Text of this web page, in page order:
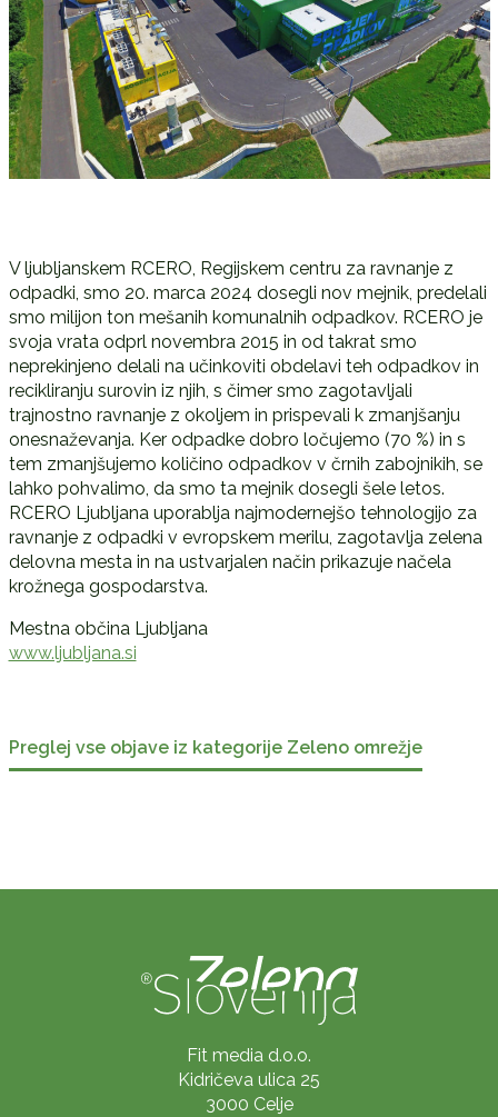
V ljubljanskem RCERO, Regijskem centru za ravnanje z
odpadki, smo 20. marca 2024 dosegli nov mejnik, predelali
smo milijon ton mešanih komunalnih odpadkov. RCERO je
svoja vrata odprl novembra 2015 in od takrat smo
neprekinjeno delali na učinkoviti obdelavi teh odpadkov in
recikliranju surovin iz njih, s čimer smo zagotavljali
trajnostno ravnanje z okoljem in prispevali k zmanjšanju
onesnaževanja. Ker odpadke dobro ločujemo (70 %) in s
tem zmanjšujemo količino odpadkov v črnih zabojnikih, se
lahko pohvalimo, da smo ta mejnik dosegli šele letos.
RCERO Ljubljana uporablja najmodernejšo tehnologijo za
ravnanje z odpadki v evropskem merilu, zagotavlja zelena
delovna mesta in na ustvarjalen način prikazuje načela
krožnega gospodarstva.
Mestna občina Ljubljana
www.ljubljana.si
Preglej vse objave iz kategorije Zeleno omrežje
Fit media d.o.o.
Kidričeva ulica 25
3000 Celje